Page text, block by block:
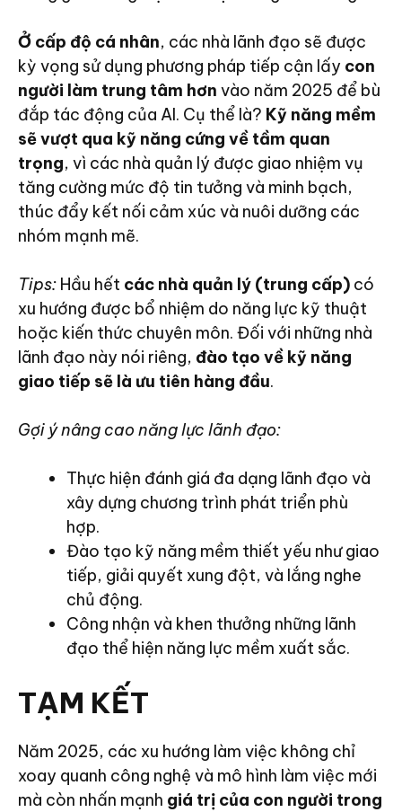
Ở cấp độ cá nhân, các nhà lãnh đạo sẽ được
kỳ vọng sử dụng phương pháp tiếp cận lấy con
người làm trung tâm hơn vào năm 2025 để bù
đắp tác động của AI. Cụ thể là? Kỹ năng mềm
sẽ vượt qua kỹ năng cứng về tầm quan
trọng, vì các nhà quản lý được giao nhiệm vụ
tăng cường mức độ tin tưởng và minh bạch,
thúc đẩy kết nối cảm xúc và nuôi dưỡng các
nhóm mạnh mẽ.
Tips: Hầu hết các nhà quản lý (trung cấp) có
xu hướng được bổ nhiệm do năng lực kỹ thuật
hoặc kiến ​​thức chuyên môn. Đối với những nhà
lãnh đạo này nói riêng, đào tạo về kỹ năng
giao tiếp sẽ là ưu tiên hàng đầu.
Gợi ý nâng cao năng lực lãnh đạo:
Thực hiện đánh giá đa dạng lãnh đạo và
xây dựng chương trình phát triển phù
hợp.
Đào tạo kỹ năng mềm thiết yếu như giao
tiếp, giải quyết xung đột, và lắng nghe
chủ động.
Công nhận và khen thưởng những lãnh
đạo thể hiện năng lực mềm xuất sắc.
TẠM KẾT
Năm 2025, các xu hướng làm việc không chỉ
xoay quanh công nghệ và mô hình làm việc mới
mà còn nhấn mạnh giá trị của con người trong